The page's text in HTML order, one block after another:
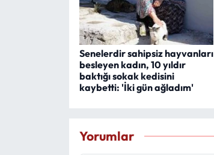
Senelerdir sahipsiz hayvanları
besleyen kadın, 10 yıldır
baktığı sokak kedisini
kaybetti: 'İki gün ağladım'
Yorumlar